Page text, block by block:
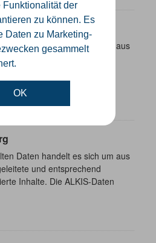
Funktionalität der
zu können. Es
Daten zu Marketing-
gesammelt
OK
Daten handelt es sich um aus
und entsprechend
Inhalte. Die ALKIS-Daten
Daten handelt es sich um aus
und entsprechend
Inhalte. Die ALKIS-Daten